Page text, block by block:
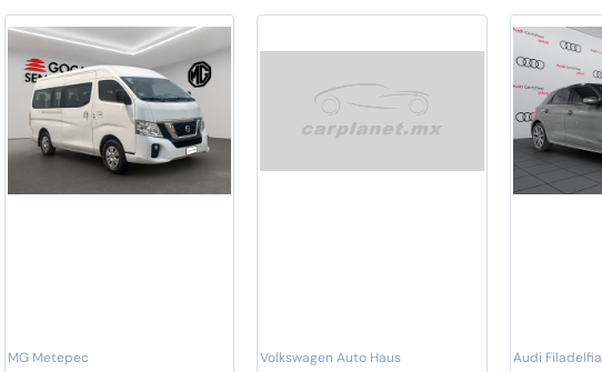
MG Metepec Volkswagen Auto Haus Audi Filadelfia